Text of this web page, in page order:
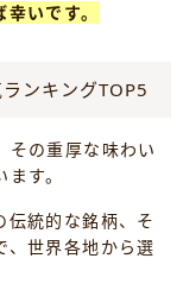
いです。
ンキングTOP5
その重厚な味わい
す。
伝統的な銘柄、そ
、世界各地から選